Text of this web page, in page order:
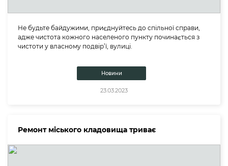
Не будьте байдужими, приєднуйтесь до спільної справи,
адже чистота кожного населеного пункту починається з
чистоти у власному подвір’ї, вулиці.
Новини
23.03.2023
Ремонт міського кладовища триває